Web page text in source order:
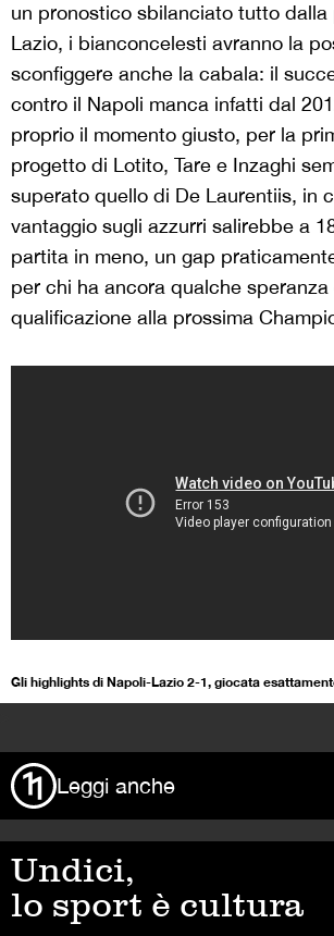
un pronostico sbilanciato tutto dalla
Lazio, i bianconcelesti avranno la
sconfiggere anche la cabala: il
contro il Napoli manca infatti dal
proprio il momento giusto, per la
progetto di Lotito, Tare e Inzaghi
superato quello di De Laurentiis, in
vantaggio sugli azzurri salirebbe a
partita in meno, un gap
per chi ha ancora qualche speranza
qualificazione alla prossima
Gli highlights di Napoli-Lazio 2-1, giocata
Leggi anche
Undici,
lo sport è cultura